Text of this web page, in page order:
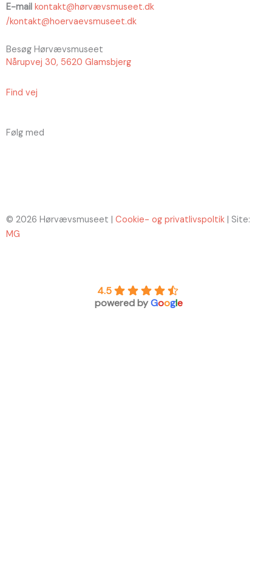
E-mail kontakt@hørvævsmuseet.dk
/kontakt@hoervaevsmuseet.dk
Besøg Hørvævsmuseet
Nårupvej 30, 5620 Glamsbjerg
Find vej
Følg med
c s
© 2026 Hørvævsmuseet | Cookie- og privatlivspoltik | Site:
MG
4.5
powered byGoogle